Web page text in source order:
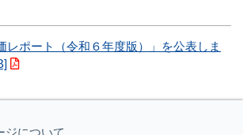
レポート（令和６年度版）」を公表しま